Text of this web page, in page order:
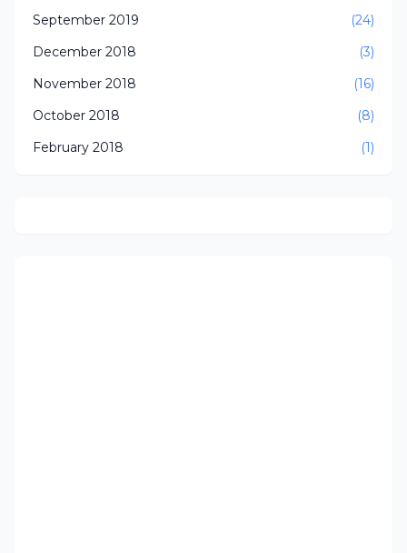
September 2019
(24)
December 2018
(3)
November 2018
(16)
October 2018
(8)
February 2018
(1)